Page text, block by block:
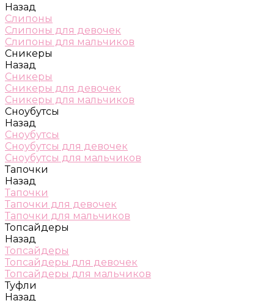
Назад
Слипоны
Слипоны для девочек
Слипоны для мальчиков
Сникеры
Назад
Сникеры
Сникеры для девочек
Сникеры для мальчиков
Сноубутсы
Назад
Сноубутсы
Сноубутсы для девочек
Сноубутсы для мальчиков
Тапочки
Назад
Тапочки
Тапочки для девочек
Тапочки для мальчиков
Топсайдеры
Назад
Топсайдеры
Топсайдеры для девочек
Топсайдеры для мальчиков
Туфли
Назад